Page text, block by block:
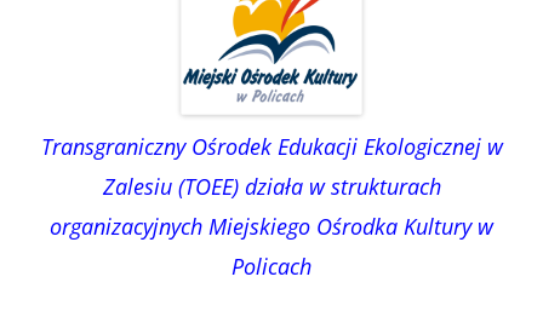
Transgraniczny Ośrodek Edukacji Ekologicznej w
Zalesiu (TOEE) działa w strukturach
organizacyjnych Miejskiego Ośrodka Kultury w
Policach